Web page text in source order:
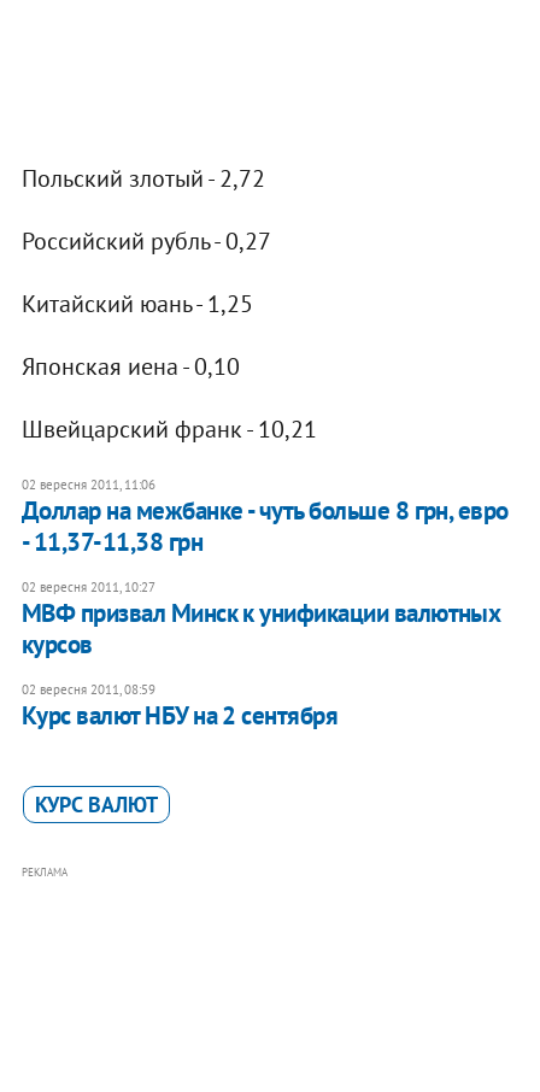
Польский злотый - 2,72
Российский рубль - 0,27
Китайский юань - 1,25
Японская иена - 0,10
Швейцарский франк - 10,21
02 вересня 2011, 11:06
Доллар на межбанке - чуть больше 8 грн, евро
- 11,37-11,38 грн
02 вересня 2011, 10:27
МВФ призвал Минск к унификации валютных
курсов
02 вересня 2011, 08:59
Курс валют НБУ на 2 сентября
КУРС ВАЛЮТ
РЕКЛАМА